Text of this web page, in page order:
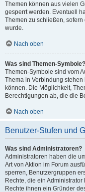
Themen können aus vielen
gesperrt werden. Eventuell
Themen zu schließen,
wurde.
Nach oben
Was sind Themen-Symbole?
Themen-Symbole sind vom
Thema in Verbindung
können. Die Möglichkeit,
Berechtigungen ab, die die
Nach oben
Benutzer-Stufen und
Was sind Administratoren?
Administratoren haben die
Art von Aktion im Forum
sperren, Benutzergruppen
Rechte, die ein
Rechte ihnen ein Gründer